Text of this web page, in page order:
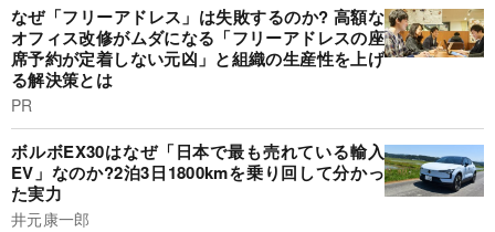
なぜ「フリーアドレス」は失敗するのか? 高額な
オフィス改修がムダになる「フリーアドレスの座
席予約が定着しない元凶」と組織の生産性を上げ
る解決策とは
PR
ボルボEX30はなぜ「日本で最も売れている輸入
EV」なのか?2泊3日1800kmを乗り回して分かっ
た実力
井元康一郎